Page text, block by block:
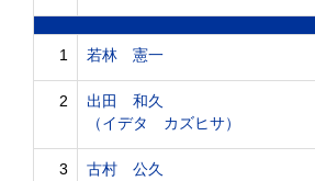
1 若林 憲一
2
出田 和久
（イデタ カズヒサ）
3
古村 公久